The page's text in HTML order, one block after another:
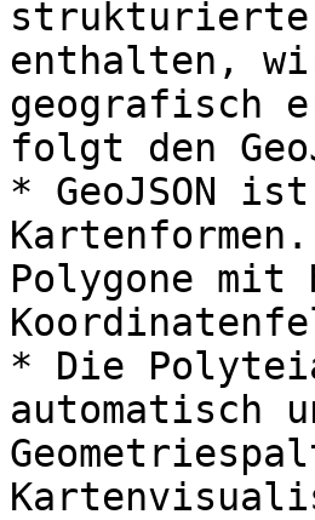
strukturierte
enthalten,
geografisch
folgt den
* GeoJSON
Polygone
* Die
automatisch